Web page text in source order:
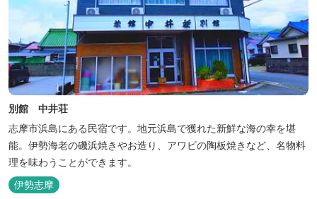
別館 中井荘
志摩市浜島にある民宿です。地元浜島で獲れた新鮮な海の幸を堪
能。伊勢海老の磯浜焼きやお造り、アワビの陶板焼きなど、名物料
理を味わうことができます。
伊勢志摩